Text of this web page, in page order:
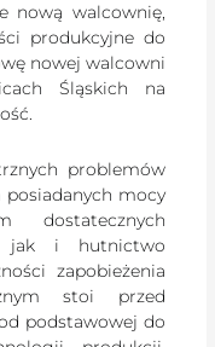
nową walcownię,
produkcyjne do
nowej walcowni
Śląskich na
problemów
posiadanych mocy
dostatecznych
jak i hutnictwo
zapobieżenia
stoi przed
podstawowej do